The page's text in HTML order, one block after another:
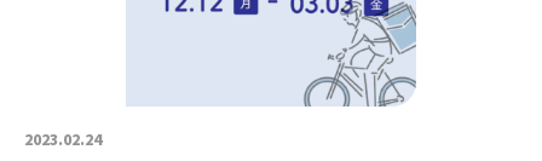
2023.02.24